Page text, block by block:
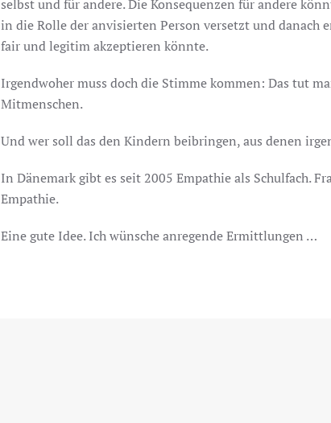
selbst und für andere. Die Konsequenzen für andere
in die Rolle der anvisierten Person versetzt und danach
fair und legitim akzeptieren könnte.
Irgendwoher muss doch die Stimme kommen: Das tut
Mitmenschen.
Und wer soll das den Kindern beibringen, aus denen
In Dänemark gibt es seit 2005 Empathie als Schulfach.
Empathie.
Eine gute Idee. Ich wünsche anregende Ermittlungen …